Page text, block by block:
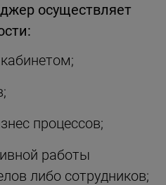
осуществляет
процессов;
работы
либо сотрудников;